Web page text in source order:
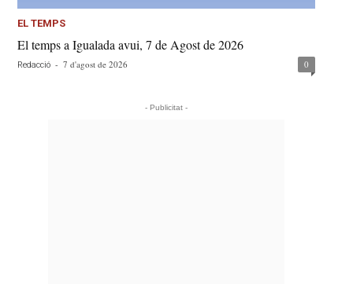
EL TEMPS
El temps a Igualada avui, 7 de Agost de 2026
Redacció - 7 d'agost de 2026 0
- Publicitat -